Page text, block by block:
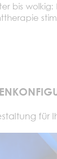
bis wolkig:
für